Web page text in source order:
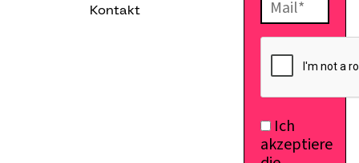
Kontakt
Ich
akzeptiere